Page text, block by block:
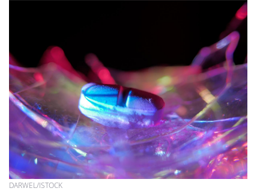
DARWEL/ISTOCK